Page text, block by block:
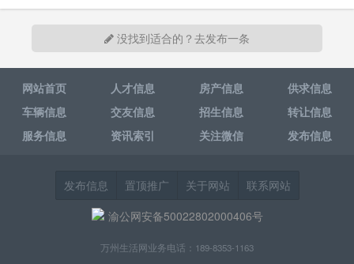
没找到适合的？去发布一条
网站首页 人才信息 房产信息
供求信息
车辆信息
交友信息 招生信息
转让信息
服务信息
资讯索引 关注微信 发布信息
发布信息 置顶推广 关于网站
联系网站
渝公网安备50022802000406号
万州生活网业务电话：189-8353-1163